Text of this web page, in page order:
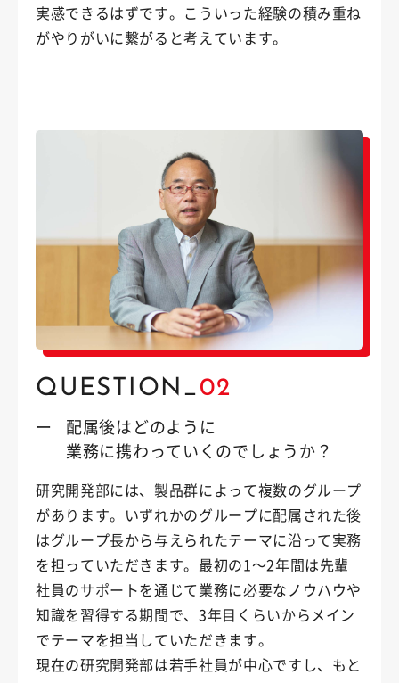
実感できるはずです。こういった経験の積み重ね
がやりがいに繋がると考えています。
QUESTION_02
ー
配属後はどのように
業務に携わっていくのでしょうか？
研究開発部には、製品群によって複数のグループ
があります。いずれかのグループに配属された後
はグループ長から与えられたテーマに沿って実務
を担っていただきます。最初の1～2年間は先輩
社員のサポートを通じて業務に必要なノウハウや
知識を習得する期間で、3年目くらいからメイン
でテーマを担当していただきます。
現在の研究開発部は若手社員が中心ですし、もと